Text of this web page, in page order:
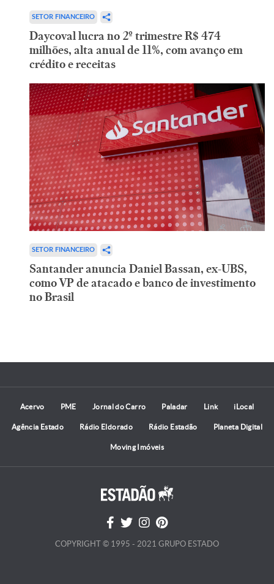
SETOR FINANCEIRO
Daycoval lucra no 2º trimestre R$ 474
milhões, alta anual de 11%, com avanço em
crédito e receitas
SETOR FINANCEIRO
Santander anuncia Daniel Bassan, ex-UBS,
como VP de atacado e banco de investimento
no Brasil
Acervo PME Jornal do Carro Paladar Link iLocal
Agência Estado Rádio Eldorado Rádio Estadão Planeta Digital
Moving Imóveis
COPYRIGHT © 1995 - 2021 GRUPO ESTADO